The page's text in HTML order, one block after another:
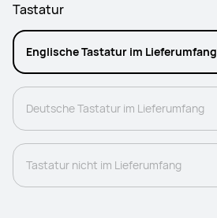
Tastatur
Englische Tastatur im Lieferumfang
Deutsche Tastatur im Lieferumfang
Tastatur nicht im Lieferumfang